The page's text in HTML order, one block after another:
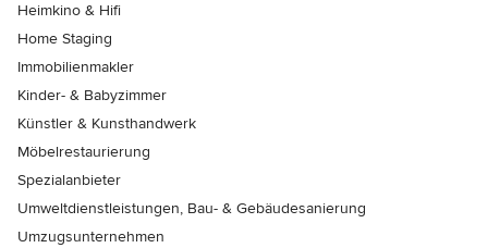
Heimkino & Hifi
Home Staging
Immobilienmakler
Kinder- & Babyzimmer
Künstler & Kunsthandwerk
Möbelrestaurierung
Spezialanbieter
Umweltdienstleistungen, Bau- & Gebäudesanierung
Umzugsunternehmen